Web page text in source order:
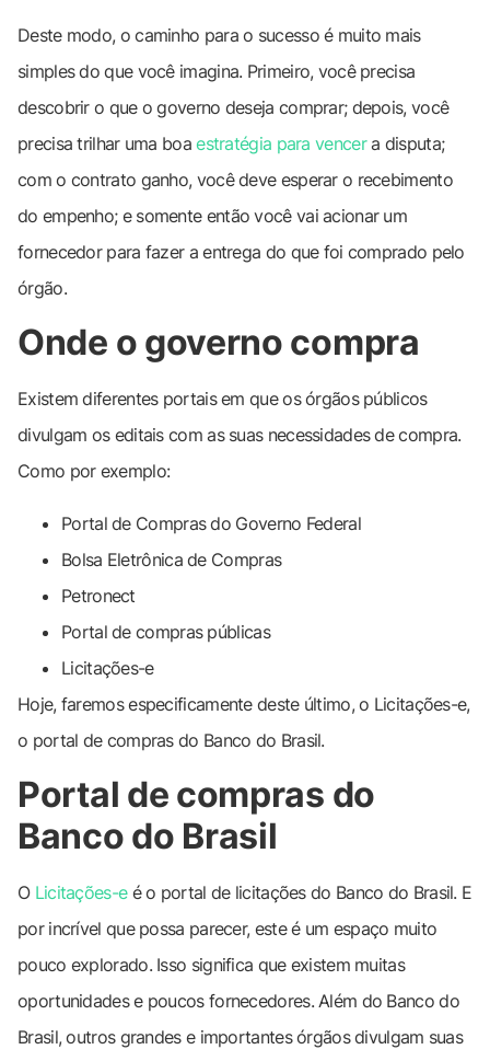
Deste modo, o caminho para o sucesso é muito mais
simples do que você imagina. Primeiro, você precisa
descobrir o que o governo deseja comprar; depois, você
precisa trilhar uma boaestratégia para vencera disputa;
com o contrato ganho, você deve esperar o recebimento
do empenho; e somente então você vai acionar um
fornecedor para fazer a entrega do que foi comprado pelo
órgão.
Onde o governo compra
Existem diferentes portais em que os órgãos públicos
divulgam os editais com as suas necessidades de compra.
Como por exemplo:
Portal de Compras do Governo Federal
Bolsa Eletrônica de Compras
Petronect
Portal de compras públicas
Licitações-e
Hoje, faremos especificamente deste último, o Licitações-e,
o portal de compras do Banco do Brasil.
Portal de compras do
Banco do Brasil
O Licitações-eé o portal de licitações do Banco do Brasil. E
por incrível que possa parecer, este é um espaço muito
pouco explorado. Isso significa que existem muitas
oportunidades e poucos fornecedores. Além do Banco do
Brasil, outros grandes e importantes órgãos divulgam suas